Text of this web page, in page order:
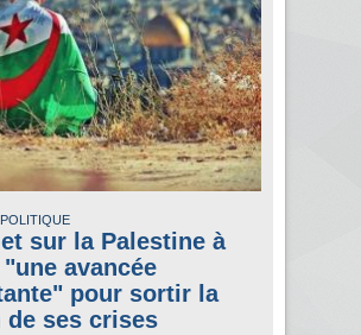
POLITIQUE
sur la Palestine à
avancée
pour sortir la
de ses crises